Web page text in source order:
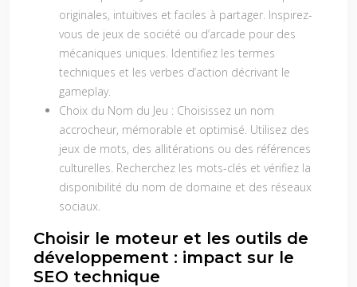
originales, intuitives et faciles à partager. Inspirez-
vous de jeux de société ou d’arcade pour des
mécaniques uniques. Identifiez les termes
techniques et les verbes d’action décrivant le
gameplay.
Choix du Nom du Jeu : Choisissez un nom
accrocheur, mémorable et optimisé. Utilisez des
jeux de mots, des allitérations ou des références
culturelles. Recherchez les mots-clés et vérifiez la
disponibilité du nom de domaine et des réseaux
sociaux.
Choisir le moteur et les outils de
développement : impact sur le
SEO technique